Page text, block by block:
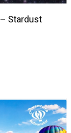
Stardust